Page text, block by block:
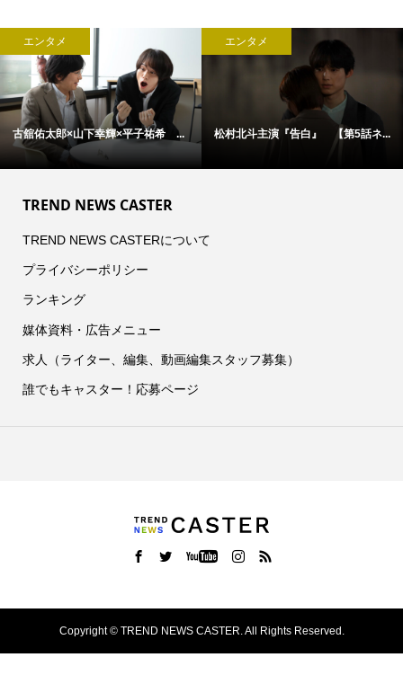
エンタメ
古舘佑太郎×山下幸輝×平子祐希 ...
エンタメ
松村北斗主演『告白』 【第5話ネ...
TREND NEWS CASTER
TREND NEWS CASTERについて
プライバシーポリシー
ランキング
媒体資料・広告メニュー
求人（ライター、編集、動画編集スタッフ募集）
誰でもキャスター！応募ページ
Copyright ©TREND NEWS CASTER. All Rights Reserved.